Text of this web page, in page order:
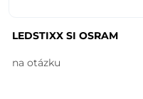
LEDSTIXX SI OSRAM
na otázku